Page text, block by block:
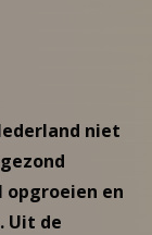
niet
opgroeien en
Uit de